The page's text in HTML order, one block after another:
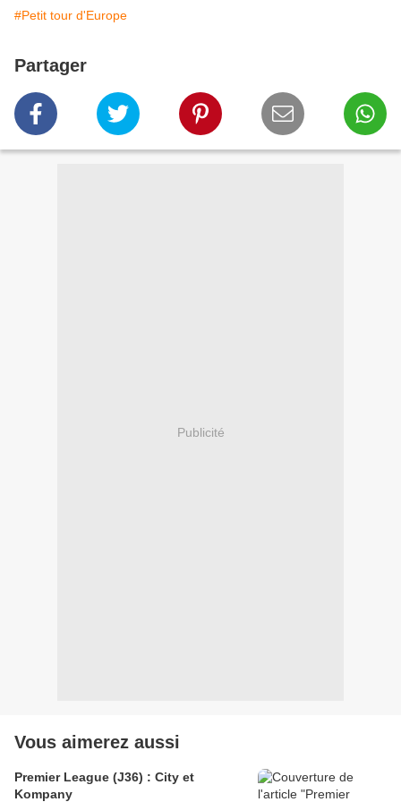
#Petit tour d'Europe
Partager
Publicité
Vous aimerez aussi
Premier League (J36) : City et
Kompany